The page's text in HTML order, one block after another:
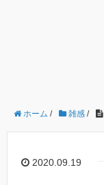
ホーム / 雑感 /
2020.09.19